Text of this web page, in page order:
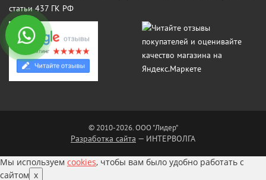
статьи 437 ГК РФ
© 2010-2026. ООО "Лидер"
Разработка сайта — ИНТЕРВОЛГА
Мы используем cookies, чтобы вам было удобно работать с
сайтом x